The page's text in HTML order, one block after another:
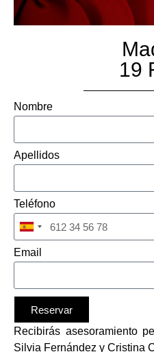
19
Nombre
Apellidos
Teléfono
Spain
+34
Email
Reservar
Alternative:
Recibirás asesoramiento
Silvia Fernández y Cristina